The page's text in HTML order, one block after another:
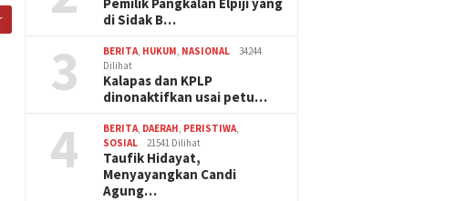
di Sidak B…
3 BERITA, HUKUM, NASIONAL
34244
Dilihat
Kalapas dan KPLP
dinonaktifkan usai petu…
4 BERITA, DAERAH, PERISTIWA,
SOSIAL
21541 Dilihat
Taufik Hidayat,
Menyayangkan Candi
Agung…